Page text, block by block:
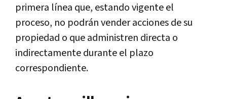
primera línea que, estando vigente el
proceso, no podrán vender acciones de su
propiedad o que administren directa o
indirectamente durante el plazo
correspondiente.